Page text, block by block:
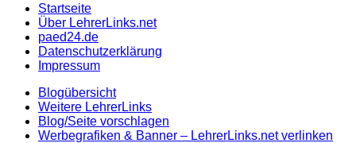
Startseite
Über LehrerLinks.net
paed24.de
Datenschutzerklärung
Impressum
Blogübersicht
Weitere LehrerLinks
Blog/Seite vorschlagen
Werbegrafiken & Banner – LehrerLinks.net verlinken